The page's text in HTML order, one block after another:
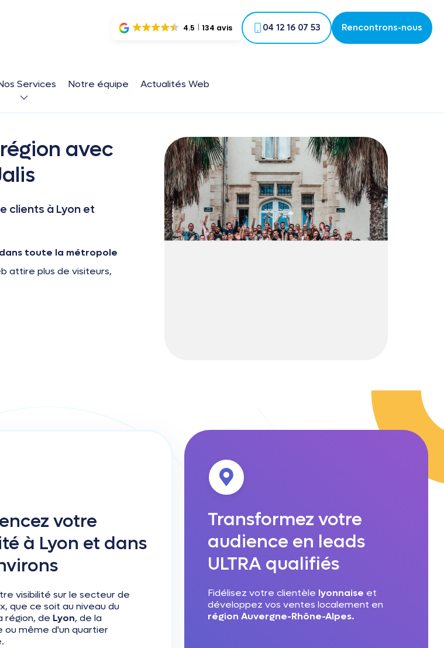
Services Notre équipe Actualités Web
4.5 134 avis 04 12 16 07 53 Rencontrons-nous
avec
clients à Lyon et
toute la métropole
attire plus de visiteurs,
votre
à Lyon et dans
visibilité sur le secteur de
que ce soit au niveau du
région, de Lyon, de la
ou même d'un quartier
Transformez votre
audience en leads
ULTRA qualifiés
Fidélisez votre clientèle lyonnaise et
développez vos ventes localement en
région Auvergne-Rhône-Alpes.